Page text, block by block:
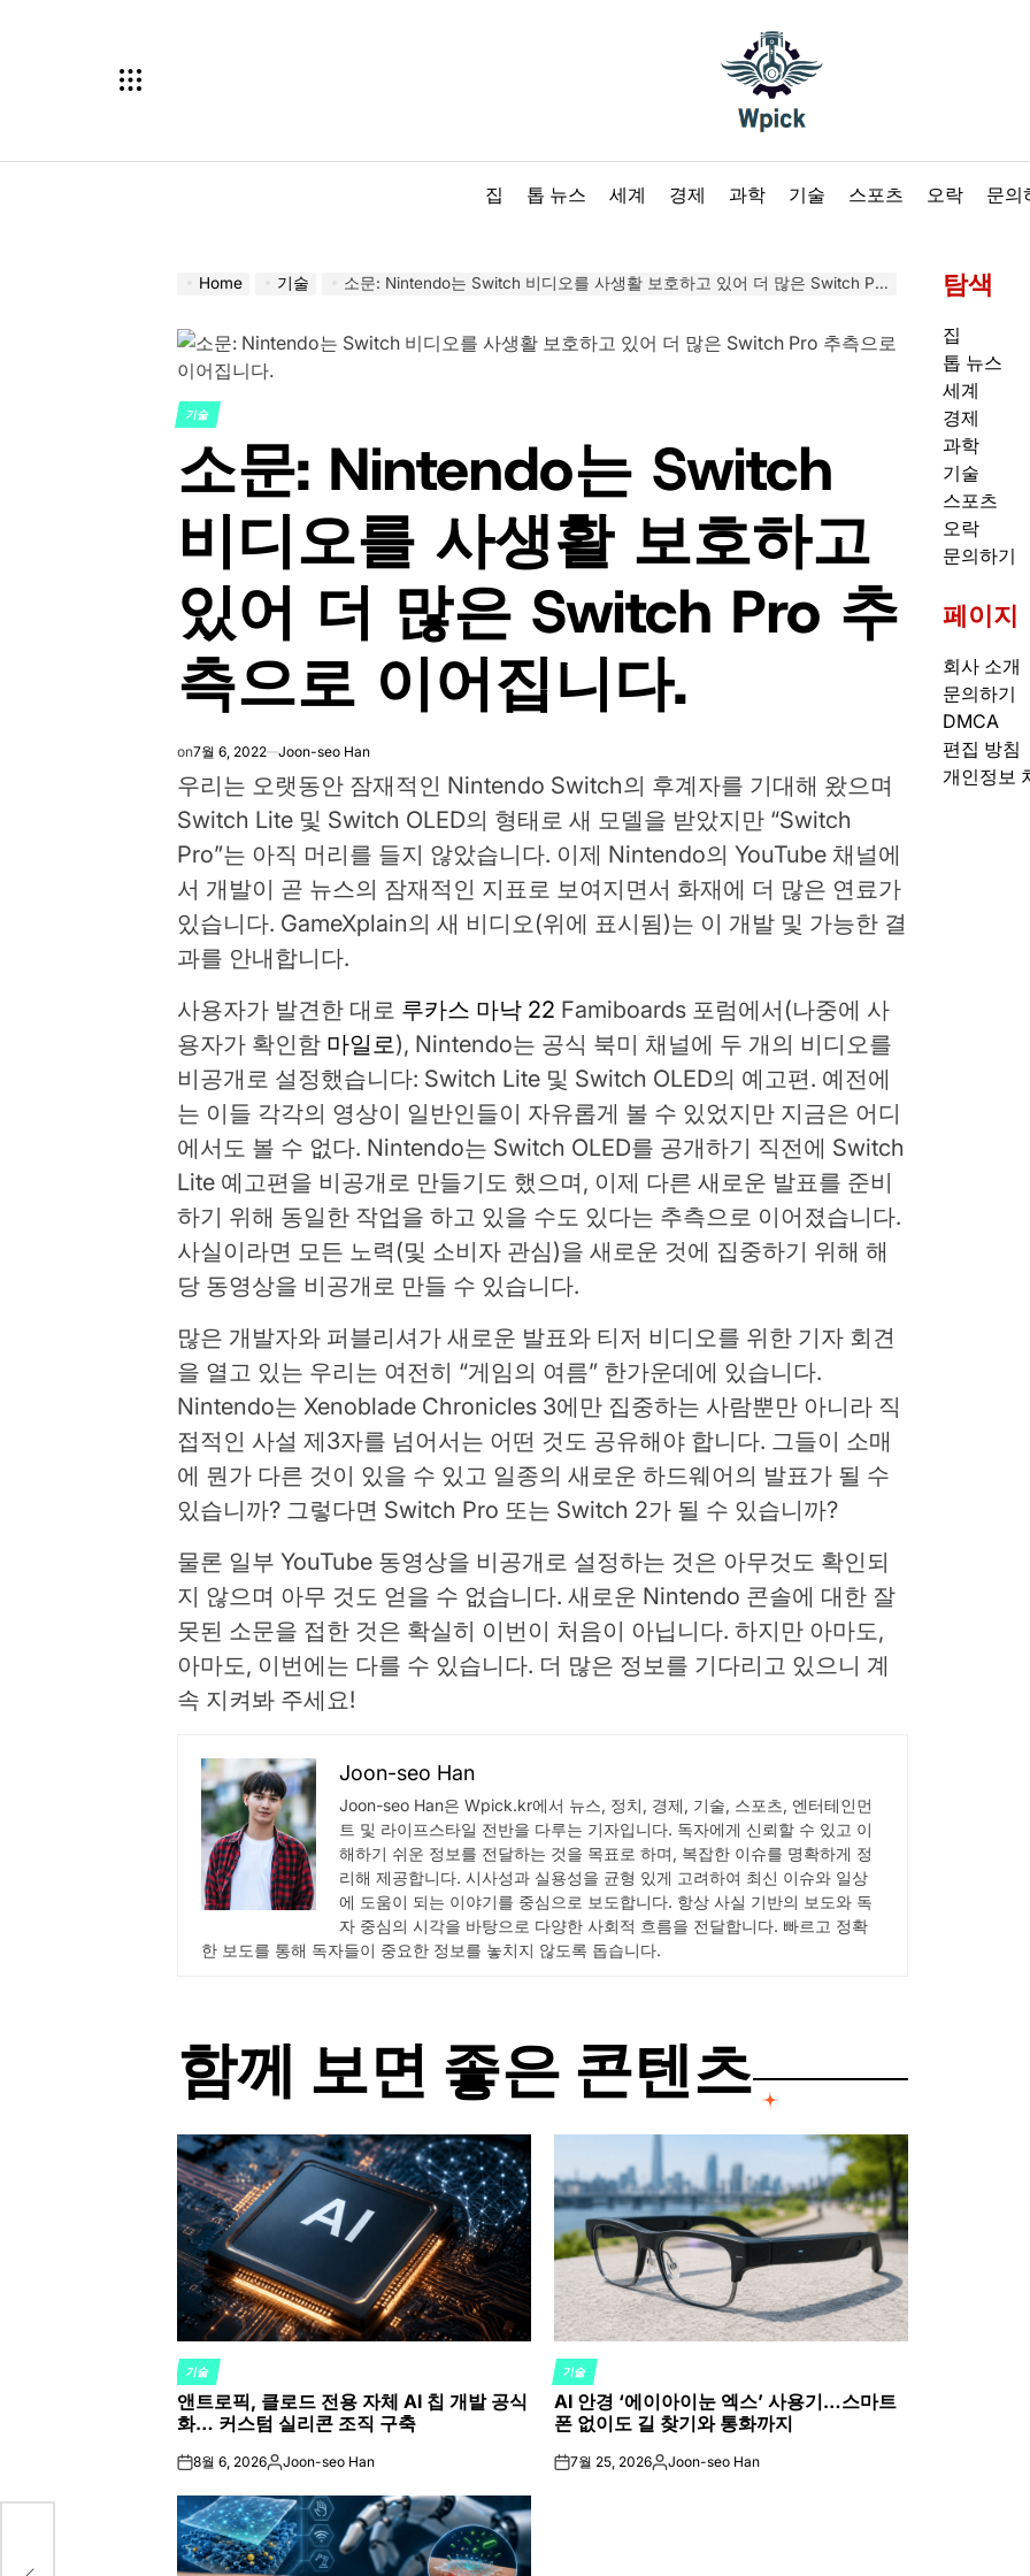
집
톱 뉴스 세계 경제 과학 기술 스포츠 오락 문의
Home 기술 소문: Nintendo는 Switch 비디오를 사생활 보호하고 있어 더 많은 Switch Pro 추측으로 이어집니다.
POSTED
기술
소문: Nintendo는 Switch
비디오를 사생활 보호하고
있어 더 많은 Switch Pro 추
측으로 이어집니다.
on7월 6, 2022 Joon-seo Han
우리는 오랫동안 잠재적인 Nintendo Switch의 후계자를 기대해 왔으며
Switch Lite 및 Switch OLED의 형태로 새 모델을 받았지만 “Switch
Pro”는 아직 머리를 들지 않았습니다. 이제 Nintendo의 YouTube 채널에
서 개발이 곧 뉴스의 잠재적인 지표로 보여지면서 화재에 더 많은 연료가
있습니다. GameXplain의 새 비디오(위에 표시됨)는 이 개발 및 가능한 결
과를 안내합니다.
사용자가 발견한 대로 루카스 마낙 22 Famiboards 포럼에서(나중에 사
용자가 확인함 마일로), Nintendo는 공식 북미 채널에 두 개의 비디오를
비공개로 설정했습니다: Switch Lite 및 Switch OLED의 예고편. 예전에
는 이들 각각의 영상이 일반인들이 자유롭게 볼 수 있었지만 지금은 어디
에서도 볼 수 없다. Nintendo는 Switch OLED를 공개하기 직전에 Switch
Lite 예고편을 비공개로 만들기도 했으며, 이제 다른 새로운 발표를 준비
하기 위해 동일한 작업을 하고 있을 수도 있다는 추측으로 이어졌습니다.
사실이라면 모든 노력(및 소비자 관심)을 새로운 것에 집중하기 위해 해
당 동영상을 비공개로 만들 수 있습니다.
많은 개발자와 퍼블리셔가 새로운 발표와 티저 비디오를 위한 기자 회견
을 열고 있는 우리는 여전히 “게임의 여름” 한가운데에 있습니다.
Nintendo는 Xenoblade Chronicles 3에만 집중하는 사람뿐만 아니라 직
접적인 사설 제3자를 넘어서는 어떤 것도 공유해야 합니다. 그들이 소매
에 뭔가 다른 것이 있을 수 있고 일종의 새로운 하드웨어의 발표가 될 수
있습니까? 그렇다면 Switch Pro 또는 Switch 2가 될 수 있습니까?
물론 일부 YouTube 동영상을 비공개로 설정하는 것은 아무것도 확인되
지 않으며 아무 것도 얻을 수 없습니다. 새로운 Nintendo 콘솔에 대한 잘
못된 소문을 접한 것은 확실히 이번이 처음이 아닙니다. 하지만 아마도,
아마도, 이번에는 다를 수 있습니다. 더 많은 정보를 기다리고 있으니 계
속 지켜봐 주세요!
Joon-seo Han
Joon-seo Han은 Wpick.kr에서 뉴스, 정치, 경제, 기술, 스포츠, 엔터테인먼
트 및 라이프스타일 전반을 다루는 기자입니다. 독자에게 신뢰할 수 있고 이
해하기 쉬운 정보를 전달하는 것을 목표로 하며, 복잡한 이슈를 명확하게 정
리해 제공합니다. 시사성과 실용성을 균형 있게 고려하여 최신 이슈와 일상
에 도움이 되는 이야기를 중심으로 보도합니다. 항상 사실 기반의 보도와 독
자 중심의 시각을 바탕으로 다양한 사회적 흐름을 전달합니다. 빠르고 정확
한 보도를 통해 독자들이 중요한 정보를 놓치지 않도록 돕습니다.
함께 보면 좋은 콘텐츠
POSTED
IN
기술
앤트로픽, 클로드 전용 자체 AI 칩 개발 공식
화… 커스텀 실리콘 조직 구축
on8월 6, 2026Posted
Joon-seo Han
POSTED
IN
기술
AI 안경 ‘에이아이눈 엑스’ 사용기…스마트
폰 없이도 길 찾기와 통화까지
on7월 25, 2026Posted
Joon-seo Han
탐색
집
톱 뉴스
세계
경제
과학
기술
스포츠
오락
문의하기
페이지
회사 소개
문의하기
DMCA
편집 방침
개인정보